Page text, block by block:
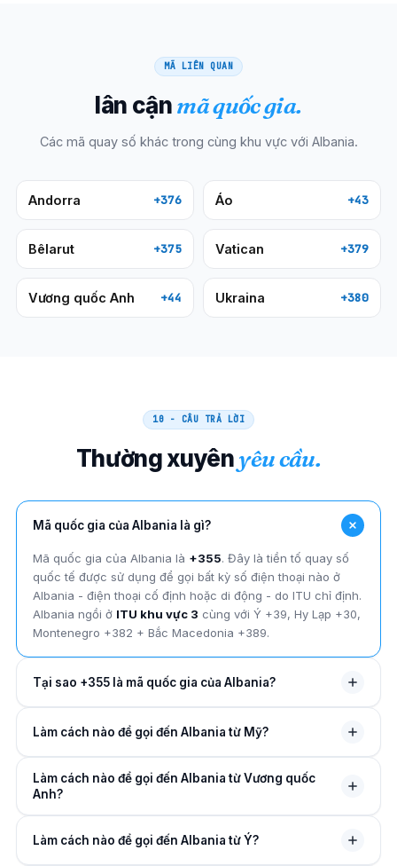
MÃ LIÊN QUAN
lân cậnmã quốc gia.
Các mã quay số khác trong cùng khu vực với Albania.
Andorra +376 Áo +43
Bêlarut +375 Vatican +379
Vương quốc Anh +44 Ukraina +380
10 - CÂU TRẢ LỜI
Thường xuyênyêu cầu.
Mã quốc gia của Albania là gì?
Mã quốc gia của Albania là +355. Đây là tiền tố quay số
quốc tế được sử dụng để gọi bất kỳ số điện thoại nào ở
Albania - điện thoại cố định hoặc di động - do ITU chỉ định.
Albania ngồi ở ITU khu vực 3 cùng với Ý +39, Hy Lạp +30,
Montenegro +382 + Bắc Macedonia +389.
Tại sao +355 là mã quốc gia của Albania?
ITU khu vực 3 bao gồm miền nam + trung tâm châu Âu.
Albania, Hy Lạp +30 + Ý +39 tạo thành một khối đánh số
Địa Trung Hải chặt chẽ, với +355 duy nhất là Cộng hòa
Albania.
Làm cách nào để gọi đến Albania từ Mỹ?
bỏ số 0 đứng đầu số Albania. Ví dụ: 011 355 4 234
5678
một chiếc điện thoại di động của Albania. Trên mọi thiết bị
di động, hãy thay thế 011 bằng+.
Làm cách nào để gọi đến Albania từ Vương quốc
Anh?
quốc Anh), sau đó355, sau đó bỏ số 0 ở đầu. Ví dụ:
00
355 52 234 567 cho Durrës. Hoặc sử dụng +355 4
Làm cách nào để gọi đến Albania từ Ý?